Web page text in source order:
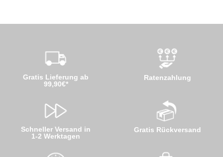
Gratis Lieferung ab
99,90€*
Schneller Versand in
1-2 Werktagen
Ratenzahlung
Gratis Rückversand